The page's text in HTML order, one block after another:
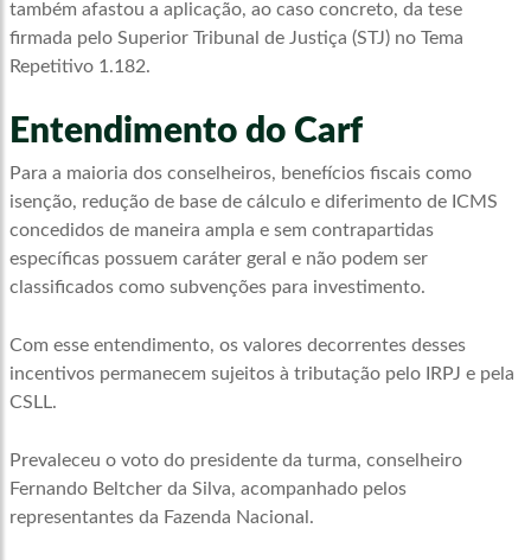
também afastou a aplicação, ao caso concreto, da tese
firmada pelo Superior Tribunal de Justiça (STJ) no Tema
Repetitivo 1.182.
Entendimento do Carf
Para a maioria dos conselheiros, benefícios fiscais como
isenção, redução de base de cálculo e diferimento de ICMS
concedidos de maneira ampla e sem contrapartidas
específicas possuem caráter geral e não podem ser
classificados como subvenções para investimento.
Com esse entendimento, os valores decorrentes desses
incentivos permanecem sujeitos à tributação pelo IRPJ e pela
CSLL.
Prevaleceu o voto do presidente da turma, conselheiro
Fernando Beltcher da Silva, acompanhado pelos
representantes da Fazenda Nacional.